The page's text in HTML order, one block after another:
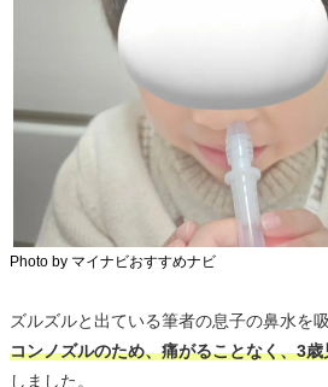
Photo by マイナビおすすめナビ
ズルズルと出ている筆者の息子の鼻水を
コンノズルのため、痛がることなく、3
しました。